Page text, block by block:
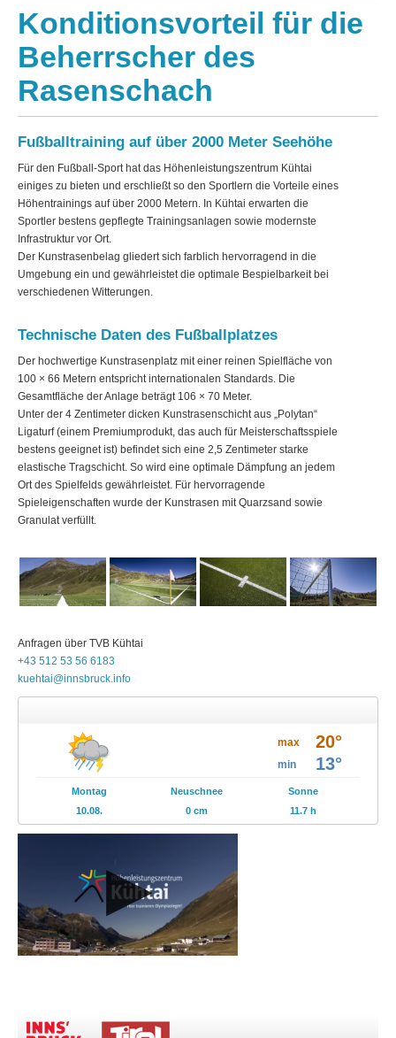
Konditionsvorteil für die
Beherrscher des
Rasenschach
Fußballtraining auf über 2000 Meter Seehöhe
Für den Fußball-Sport hat das Höhenleistungszentrum Kühtai
einiges zu bieten und erschließt so den Sportlern die Vorteile eines
Höhentrainings auf über 2000 Metern. In Kühtai erwarten die
Sportler bestens gepflegte Trainingsanlagen sowie modernste
Infrastruktur vor Ort.
Der Kunstrasenbelag gliedert sich farblich hervorragend in die
Umgebung ein und gewährleistet die optimale Bespielbarkeit bei
verschiedenen Witterungen.
Technische Daten des Fußballplatzes
Der hochwertige Kunstrasenplatz mit einer reinen Spielfläche von
100 × 66 Metern entspricht internationalen Standards. Die
Gesamtfläche der Anlage beträgt 106 × 70 Meter.
Unter der 4 Zentimeter dicken Kunstrasenschicht aus „Polytan“
Ligaturf (einem Premiumprodukt, das auch für Meisterschaftsspiele
bestens geeignet ist) befindet sich eine 2,5 Zentimeter starke
elastische Tragschicht. So wird eine optimale Dämpfung an jedem
Ort des Spielfelds gewährleistet. Für hervorragende
Spieleigenschaften wurde der Kunstrasen mit Quarzsand sowie
Granulat verfüllt.
Anfragen über TVB Kühtai
+43 512 53 56 6183
kuehtai@innsbruck.info
Prospekte max 20°
min 13°
Montag
10.08.
Neuschnee
0 cm
Sonne
11.7 h